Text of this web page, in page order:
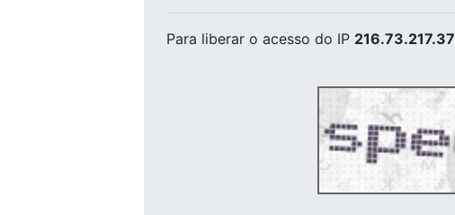
Para liberar o acesso do IP 216.73.217.37